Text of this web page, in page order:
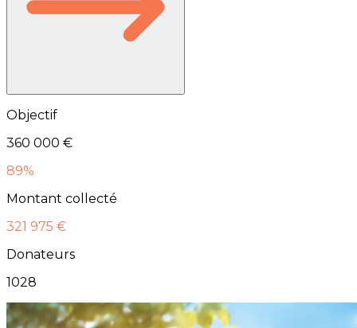
Objectif
360 000 €
89%
Montant collecté
321 975 €
Donateurs
1028